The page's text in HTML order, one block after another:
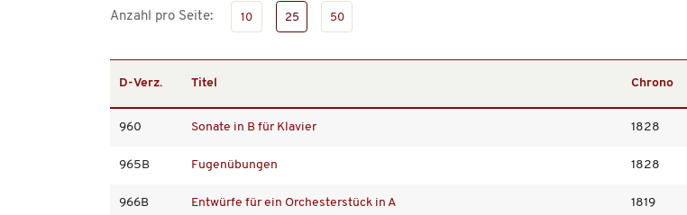
Anzahl pro Seite: 10 25 50
D-Verz. Titel Chrono
960 Sonate in B für Klavier 1828
965B Fugenübungen 1828
966B Entwürfe für ein Orchesterstück in A
1819